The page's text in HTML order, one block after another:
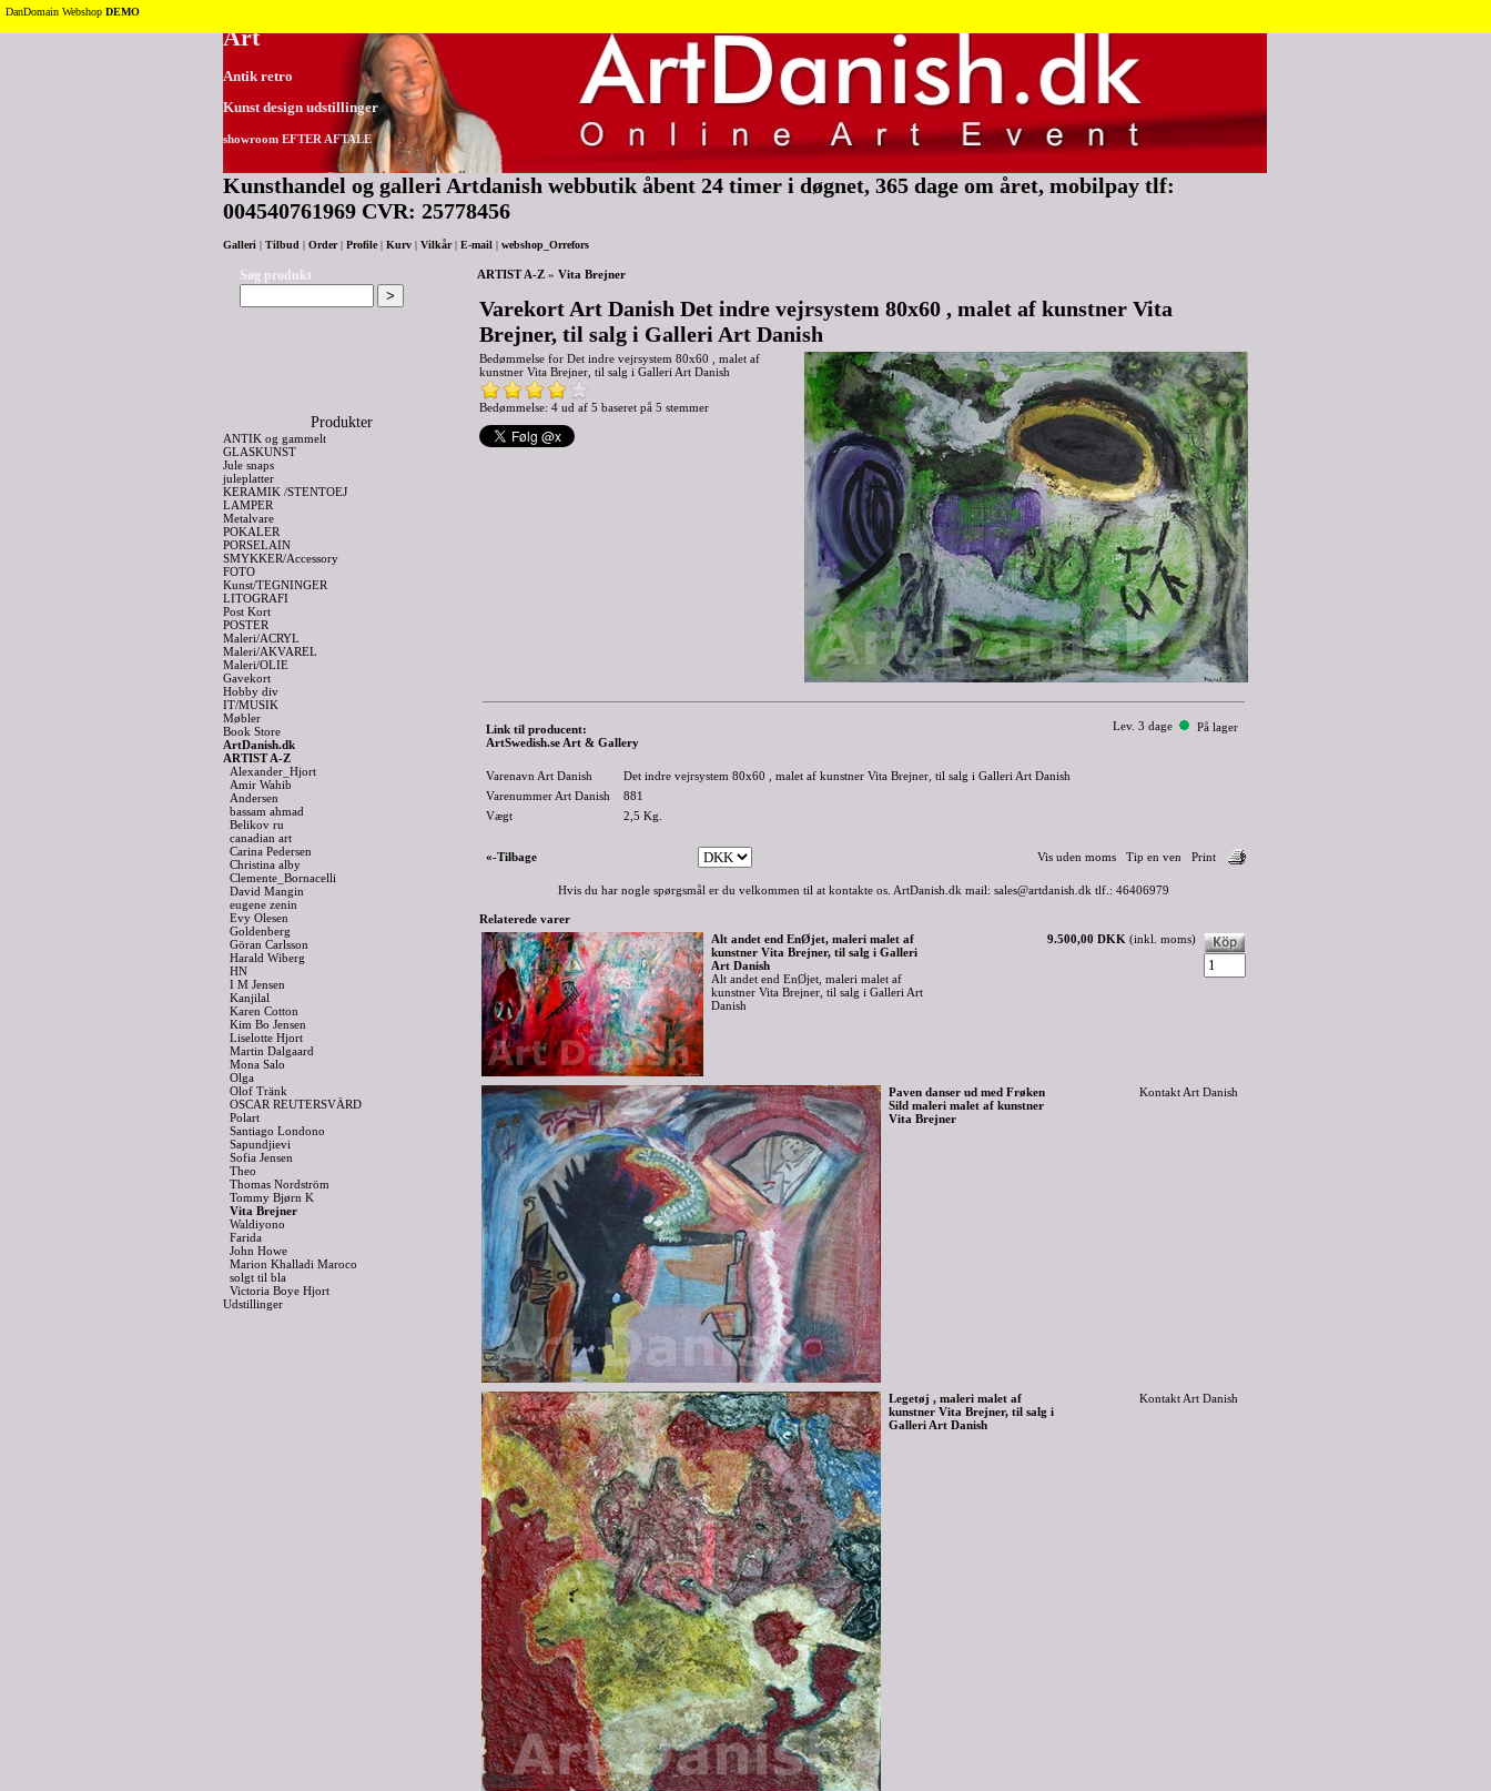
Tilbage til toppen
Art
Antik retro
Kunst design udstillinger
showroom EFTER AFTALE
Kunsthandel og galleri Artdanish webbutik åbent 24 timer i døgnet, 365 dage om året, mobilpay tlf:
004540761969 CVR: 25778456
Galleri Tilbud Order| Profile| Kurv Vilkår| E-mail webshop_Orrefors
Søg produkt
Produkter
ANTIK og gammelt
GLASKUNST
Jule snaps
juleplatter
KERAMIK /STENTOEJ
LAMPER
Metalvare
POKALER
PORSELAIN
SMYKKER/Accessory
FOTO
Kunst/TEGNINGER
LITOGRAFI
Post Kort
POSTER
Maleri/ACRYL
Maleri/AKVAREL
Maleri/OLIE
Gavekort
Hobby div
IT/MUSIK
Møbler
Book Store
ArtDanish.dk
ARTIST A-Z
Alexander_Hjort
Amir Wahib
Andersen
bassam ahmad
Belikov ru
canadian art
Carina Pedersen
Christina alby
Clemente_Bornacelli
David Mangin
eugene zenin
Evy Olesen
Goldenberg
Göran Carlsson
Harald Wiberg
HN
I M Jensen
Kanjilal
Karen Cotton
Kim Bo Jensen
Liselotte Hjort
Martin Dalgaard
Mona Salo
Olga
Olof Tränk
OSCAR REUTERSVÄRD
Polart
Santiago Londono
Sapundjievi
Sofia Jensen
Theo
Thomas Nordström
Tommy Bjørn K
Vita Brejner
Waldiyono
Farida
John Howe
Marion Khalladi Maroco
solgt til bla
Victoria Boye Hjort
Udstillinger
ARTIST A-Z » Vita Brejner
Varekort Art Danish Det indre vejrsystem 80x60 , malet af kunstner Vita
Brejner, til salg i Galleri Art Danish
Bedømmelse for Det indre vejrsystem 80x60 , malet af
kunstner Vita Brejner, til salg i Galleri Art Danish
Bedømmelse: 4 ud af 5 baseret på 5 stemmer
Link til producent:
ArtSwedish.se Art & Gallery
Varenavn Art Danish
Det indre vejrsystem 80x60 , malet af kunstner Vita Brejner, til salg i Galleri Art Danish
Varenummer Art Danish
881
Vægt
2,5 Kg.
Lev. 3 dage På lager
«-Tilbage Vis uden moms Tip en ven Print
Hvis du har nogle spørgsmål er du velkommen til at kontakte os. ArtDanish.dk mail: sales@artdanish.dk tlf.: 46406979
Relaterede varer
Alt andet end EnØjet, maleri malet af
kunstner Vita Brejner, til salg i Galleri
Art Danish
Alt andet end EnØjet, maleri malet af
kunstner Vita Brejner, til salg i Galleri Art
Danish
9.500,00 DKK (inkl. moms)
Paven danser ud med Frøken
Sild maleri malet af kunstner
Vita Brejner
Kontakt Art Danish
Legetøj , maleri malet af
kunstner Vita Brejner, til salg i
Galleri Art Danish
Kontakt Art Danish
DanDomain Webshop DEMO